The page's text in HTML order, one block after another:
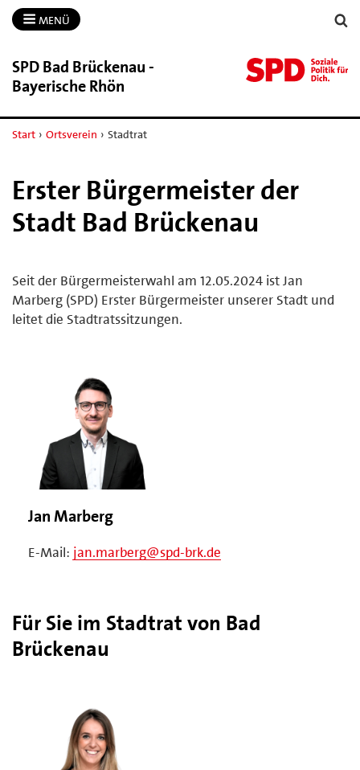
MENÜ
SPD Bad Brückenau -​
Bayerische Rhön
Start › Ortsverein › Stadtrat
Erster Bürgermeister der
Stadt Bad Brückenau
Seit der Bürgermeisterwahl am 12.05.2024 ist Jan
Marberg (SPD) Erster Bürgermeister unserer Stadt und
leitet die Stadtratssitzungen.
Jan Marberg
E-Mail: jan.marberg@spd-brk.de
Für Sie im Stadtrat von Bad
Brückenau